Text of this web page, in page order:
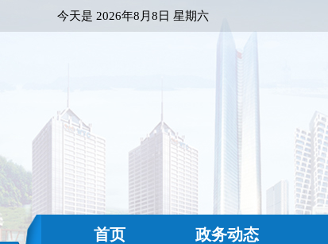
今天是 2026年8月8日 星期六
首页 政务动态